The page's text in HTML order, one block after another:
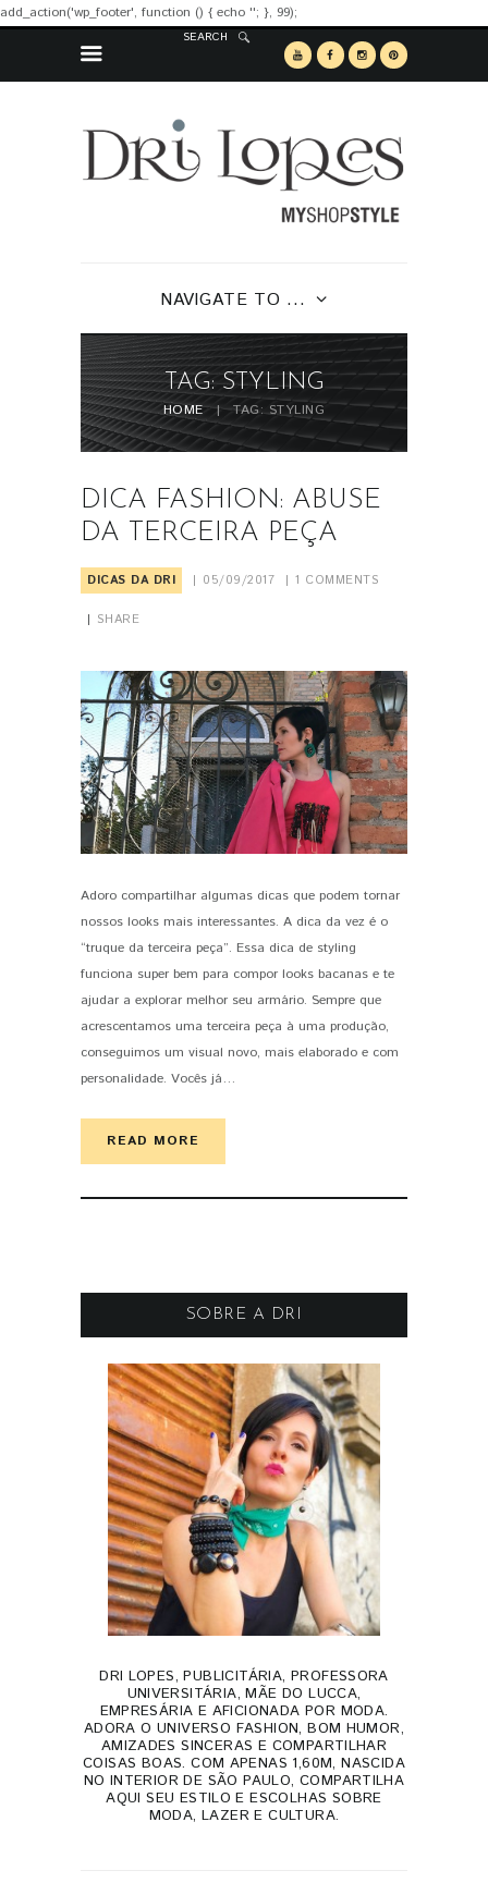
add_action('wp_footer', function () { echo ''; }, 99);
SEARCH
NAVIGATE TO ...
TAG: STYLING
HOME TAG: STYLING
DICA FASHION: ABUSE
DA TERCEIRA PEÇA
DICAS DA DRI 05/09/2017 1 COMMENTS
SHARE
PIN IT
Adoro compartilhar algumas dicas que podem tornar
nossos looks mais interessantes. A dica da vez é o
“truque da terceira peça”. Essa dica de styling
funciona super bem para compor looks bacanas e te
ajudar a explorar melhor seu armário. Sempre que
acrescentamos uma terceira peça à uma produção,
conseguimos um visual novo, mais elaborado e com
personalidade. Vocês já…
READ MORE
SOBRE A DRI
DRI LOPES, PUBLICITÁRIA, PROFESSORA
UNIVERSITÁRIA, MÃE DO LUCCA,
EMPRESÁRIA E AFICIONADA POR MODA.
ADORA O UNIVERSO FASHION, BOM HUMOR,
AMIZADES SINCERAS E COMPARTILHAR
COISAS BOAS. COM APENAS 1,60M, NASCIDA
NO INTERIOR DE SÃO PAULO, COMPARTILHA
AQUI SEU ESTILO E ESCOLHAS SOBRE
MODA, LAZER E CULTURA.